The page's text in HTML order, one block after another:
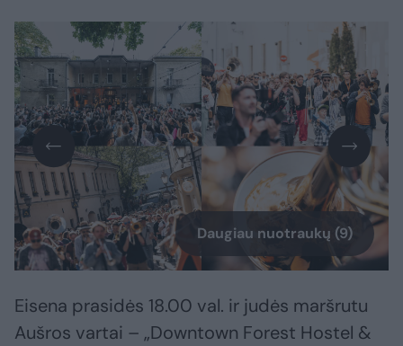
Daugiau nuotraukų (9)
Eisena prasidės 18.00 val. ir judės maršrutu
Aušros vartai – „Downtown Forest Hostel &